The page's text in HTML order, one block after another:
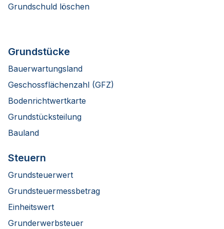
Grundschuld löschen
Grundstücke
Bauerwartungsland
Geschossflächenzahl (GFZ)
Bodenrichtwertkarte
Grundstücksteilung
Bauland
Steuern
Grundsteuerwert
Grundsteuermessbetrag
Einheitswert
Grunderwerbsteuer